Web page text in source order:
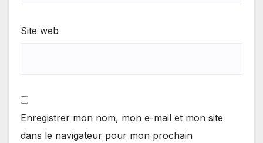
Site web
Enregistrer mon nom, mon e-mail et mon site
dans le navigateur pour mon prochain